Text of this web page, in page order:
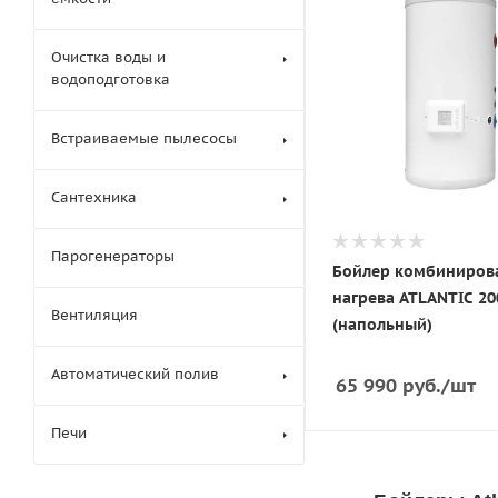
Бойлер
нагрева ATLANTIC
(напольный)
65 990 руб./шт
Очистка воды и
водоподготовка
Встраиваемые пылесосы
Сантехника
Парогенераторы
Вентиляция
Автоматический полив
Печи